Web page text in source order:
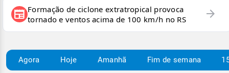
newspaper Formação de ciclone extratropical provoca
tornado e ventos acima de 100 km/h no RS
arrow_forward
Agora Hoje Amanhã Fim de semana